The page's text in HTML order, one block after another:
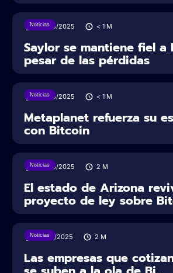
Noticias
23/06/2025 < 1 M
Saylor se mantiene fiel a
pesar de las pérdidas
Noticias
23/06/2025 < 1 M
Metaplanet refuerza su
con Bitcoin
Noticias
20/06/2025 2 M
El estado de Arizona
proyecto de ley sobre
Noticias
18/06/2025 2 M
Las empresas que